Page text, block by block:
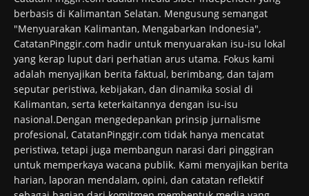
berbasis di Kalimantan Selatan. Mengusung semangat
"Menyuarakan Kalimantan, Mengabarkan Indonesia",
CatatanPinggir.com hadir untuk menyuarakan isu-isu lokal
yang kerap luput dari perhatian arus utama. Fokus kami
adalah menyajikan berita faktual, berimbang, dan tajam
seputar peristiwa, kebijakan, dan dinamika sosial di
Kalimantan, serta keterkaitannya dengan isu-isu
nasional.Dengan mengedepankan prinsip jurnalisme
profesional, CatatanPinggir.com tidak hanya mencatat
peristiwa, tetapi juga membangun narasi dari pinggiran
untuk memperkaya wacana publik. Kami menyajikan berita
harian, laporan mendalam, opini, dan catatan reflektif